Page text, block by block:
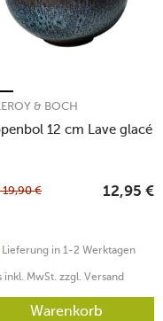
12 cm Lave glacé
& BOCH
Lieferung in 1-2 Werktagen
19,90 € 12,95 €
inkl. MwSt. zzgl. Versand
Warenkorb